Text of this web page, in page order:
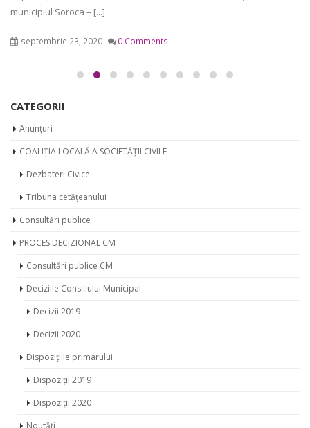
municipiul Soroca – [...]
septembrie 23, 2020 0 Comments
CATEGORII
Anunțuri
COALIȚIA LOCALĂ A SOCIETĂȚII CIVILE
Dezbateri Civice
Tribuna cetățeanului
Consultări publice
PROCES DECIZIONAL CM
Consultări publice CM
Deciziile Consiliului Municipal
Decizii 2019
Decizii 2020
Dispozițiile primarului
Dispoziții 2019
Dispoziții 2020